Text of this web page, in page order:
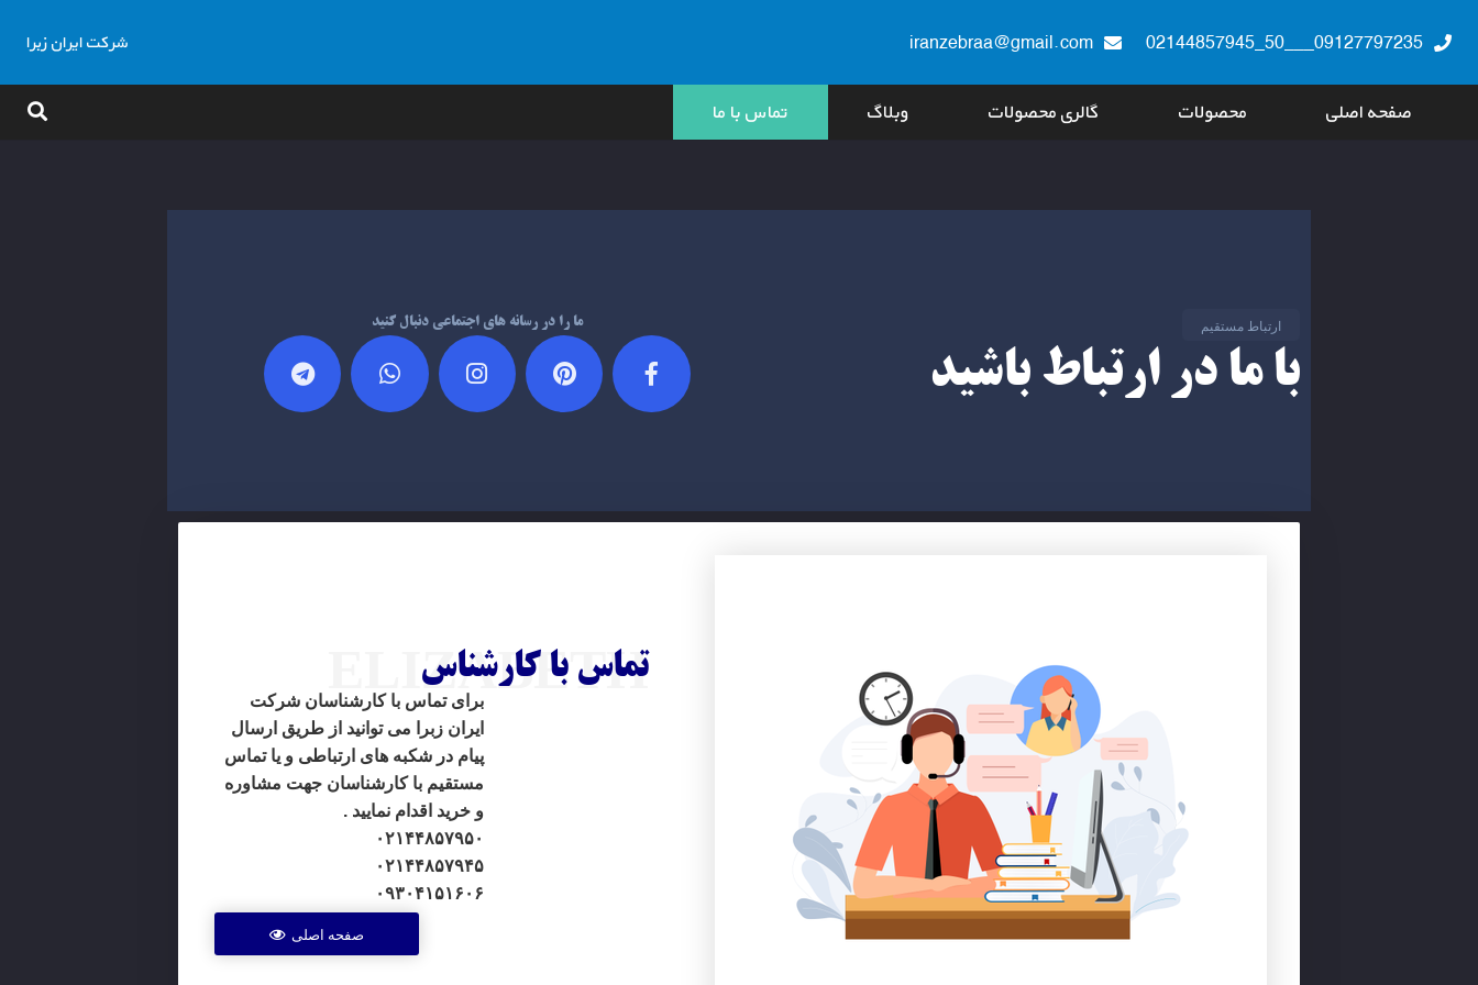
09127797235___50_02144857945
iranzebraa@gmail.com شرکت ایران زبرا
صفحه اصلی محصولات گالری محصولات وبلاگ تماس با ما
ارتباط مستقیم
با ما در ارتباط باشید
ما را در رسانه های اجتماعی دنبال کنید
ELIZABETH
تماس با کارشناس
برای تماس با کارشناسان شرکت
ایران زبرا می توانید از طریق ارسال
پیام در شکبه های ارتباطی و یا تماس
مستقیم با کارشناسان جهت مشاوره
و خرید اقدام نمایید .
۰۲۱۴۴۸۵۷۹۵۰
۰۲۱۴۴۸۵۷۹۴۵
۰۹۳۰۴۱۵۱۶۰۶
صفحه اصلی